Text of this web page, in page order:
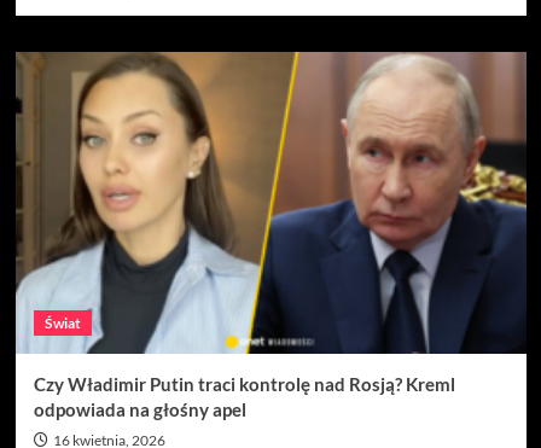
Świat
Czy Władimir Putin traci kontrolę nad Rosją? Kreml
odpowiada na głośny apel
16 kwietnia, 2026